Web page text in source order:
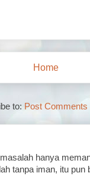
Home
to: Post Comments
hanya
tanpa iman, itu pun